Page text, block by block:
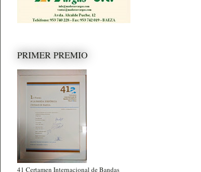
PRIMER PREMIO
41 Certamen Internacional de Bandas